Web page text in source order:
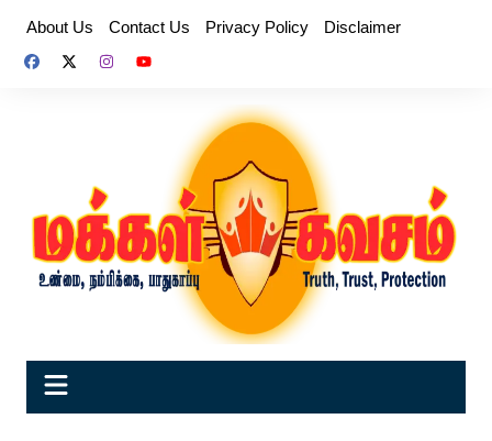
content
About Us Contact Us Privacy Policy Disclaimer